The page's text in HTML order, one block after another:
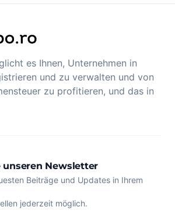
es Ihnen, Unternehmen in
und zu verwalten und von
zu profitieren, und das in
unseren Newsletter
Beiträge und Updates in Ihrem
jederzeit möglich.